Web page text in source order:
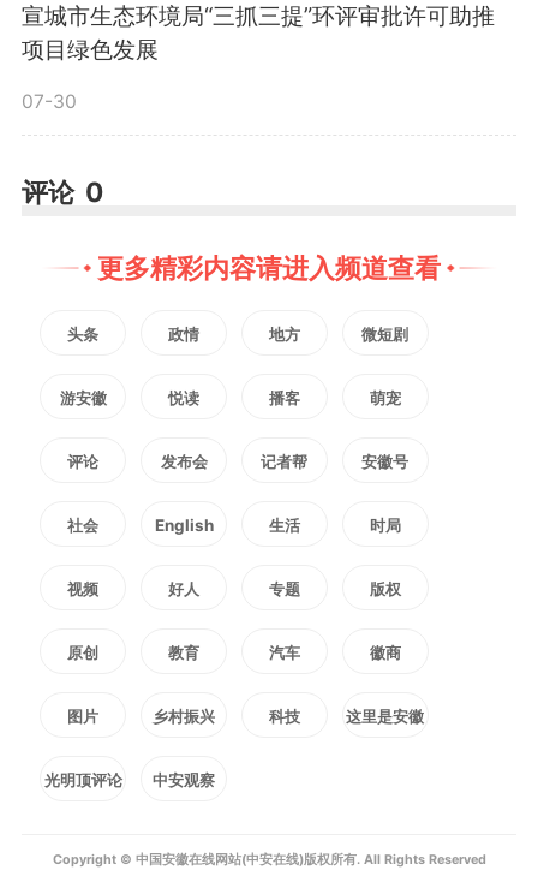
预警响应、加大巡查频次、完善防
护设施、抓实宣传教育，全面筑牢
防溺水安全防线；要坚持疏堵结
合，因地制宜建设亲水设施，科学
划定安全区域，满足群众休闲需
求。在市第六幼儿园碧桂园园区，
资源配置，加强幼儿安全知识教
育，抓实校园安全管理，稳步推进
普惠托育服务体系建设，用心用情
办好民生实事。在商之都宣城商厦
宣城市生态环境局“三抓三提”环评审批许可助推
项目绿色发展
07-30
评论 0
更多精彩内容请进入频道查看
头条 政情 地方 微短剧
游安徽 悦读 播客 萌宠
评论 发布会 记者帮 安徽号
社会 English 生活 时局
视频 好人 专题 版权
原创 教育 汽车 徽商
图片 乡村振兴 科技 这里是安徽
光明顶评论 中安观察
Copyright © 中国安徽在线网站(中安在线)版权所有. All Rights Reserved